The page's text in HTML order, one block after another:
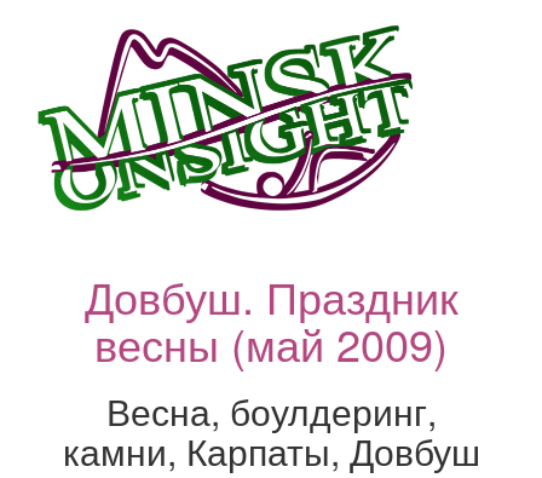
Довбуш. Праздник
весны (май 2009)
Весна, боулдеринг,
камни, Карпаты, Довбуш